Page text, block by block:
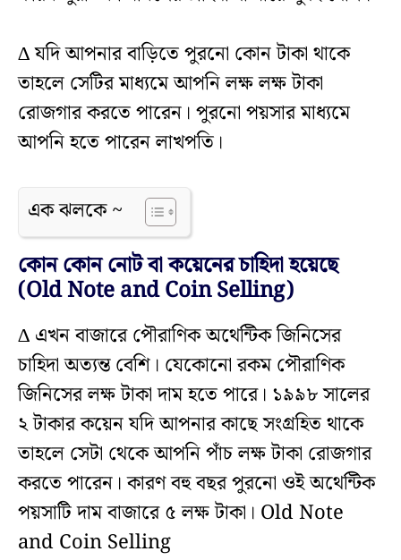
∆ যদি আপনার বাড়িতে পুরনো কোন টাকা থাকে
তাহলে সেটির মাধ্যমে আপনি লক্ষ লক্ষ টাকা
রোজগার করতে পারেন। পুরনো পয়সার মাধ্যমে
আপনি হতে পারেন লাখপতি।
এক ঝলকে ~
কোন কোন নোট বা কয়েনের চাহিদা হয়েছে
(Old Note and Coin Selling)
∆ এখন বাজারে পৌরাণিক অথেন্টিক জিনিসের
চাহিদা অত্যন্ত বেশি। যেকোনো রকম পৌরাণিক
জিনিসের লক্ষ টাকা দাম হতে পারে। ১৯৯৮ সালের
২ টাকার কয়েন যদি আপনার কাছে সংগ্রহিত থাকে
তাহলে সেটা থেকে আপনি পাঁচ লক্ষ টাকা রোজগার
করতে পারেন। কারণ বহু বছর পুরনো ওই অথেন্টিক
পয়সাটি দাম বাজারে ৫ লক্ষ টাকা। Old Note
and Coin Selling